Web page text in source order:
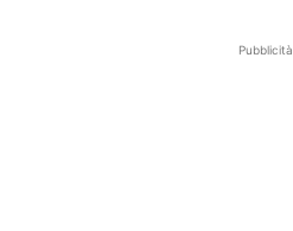
Pubblicità